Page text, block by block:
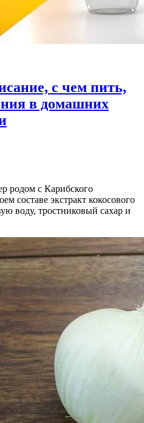
с чем пить,
в домашних
родом с Карибского
составе экстракт кокосового
воду, тростниковый сахар и